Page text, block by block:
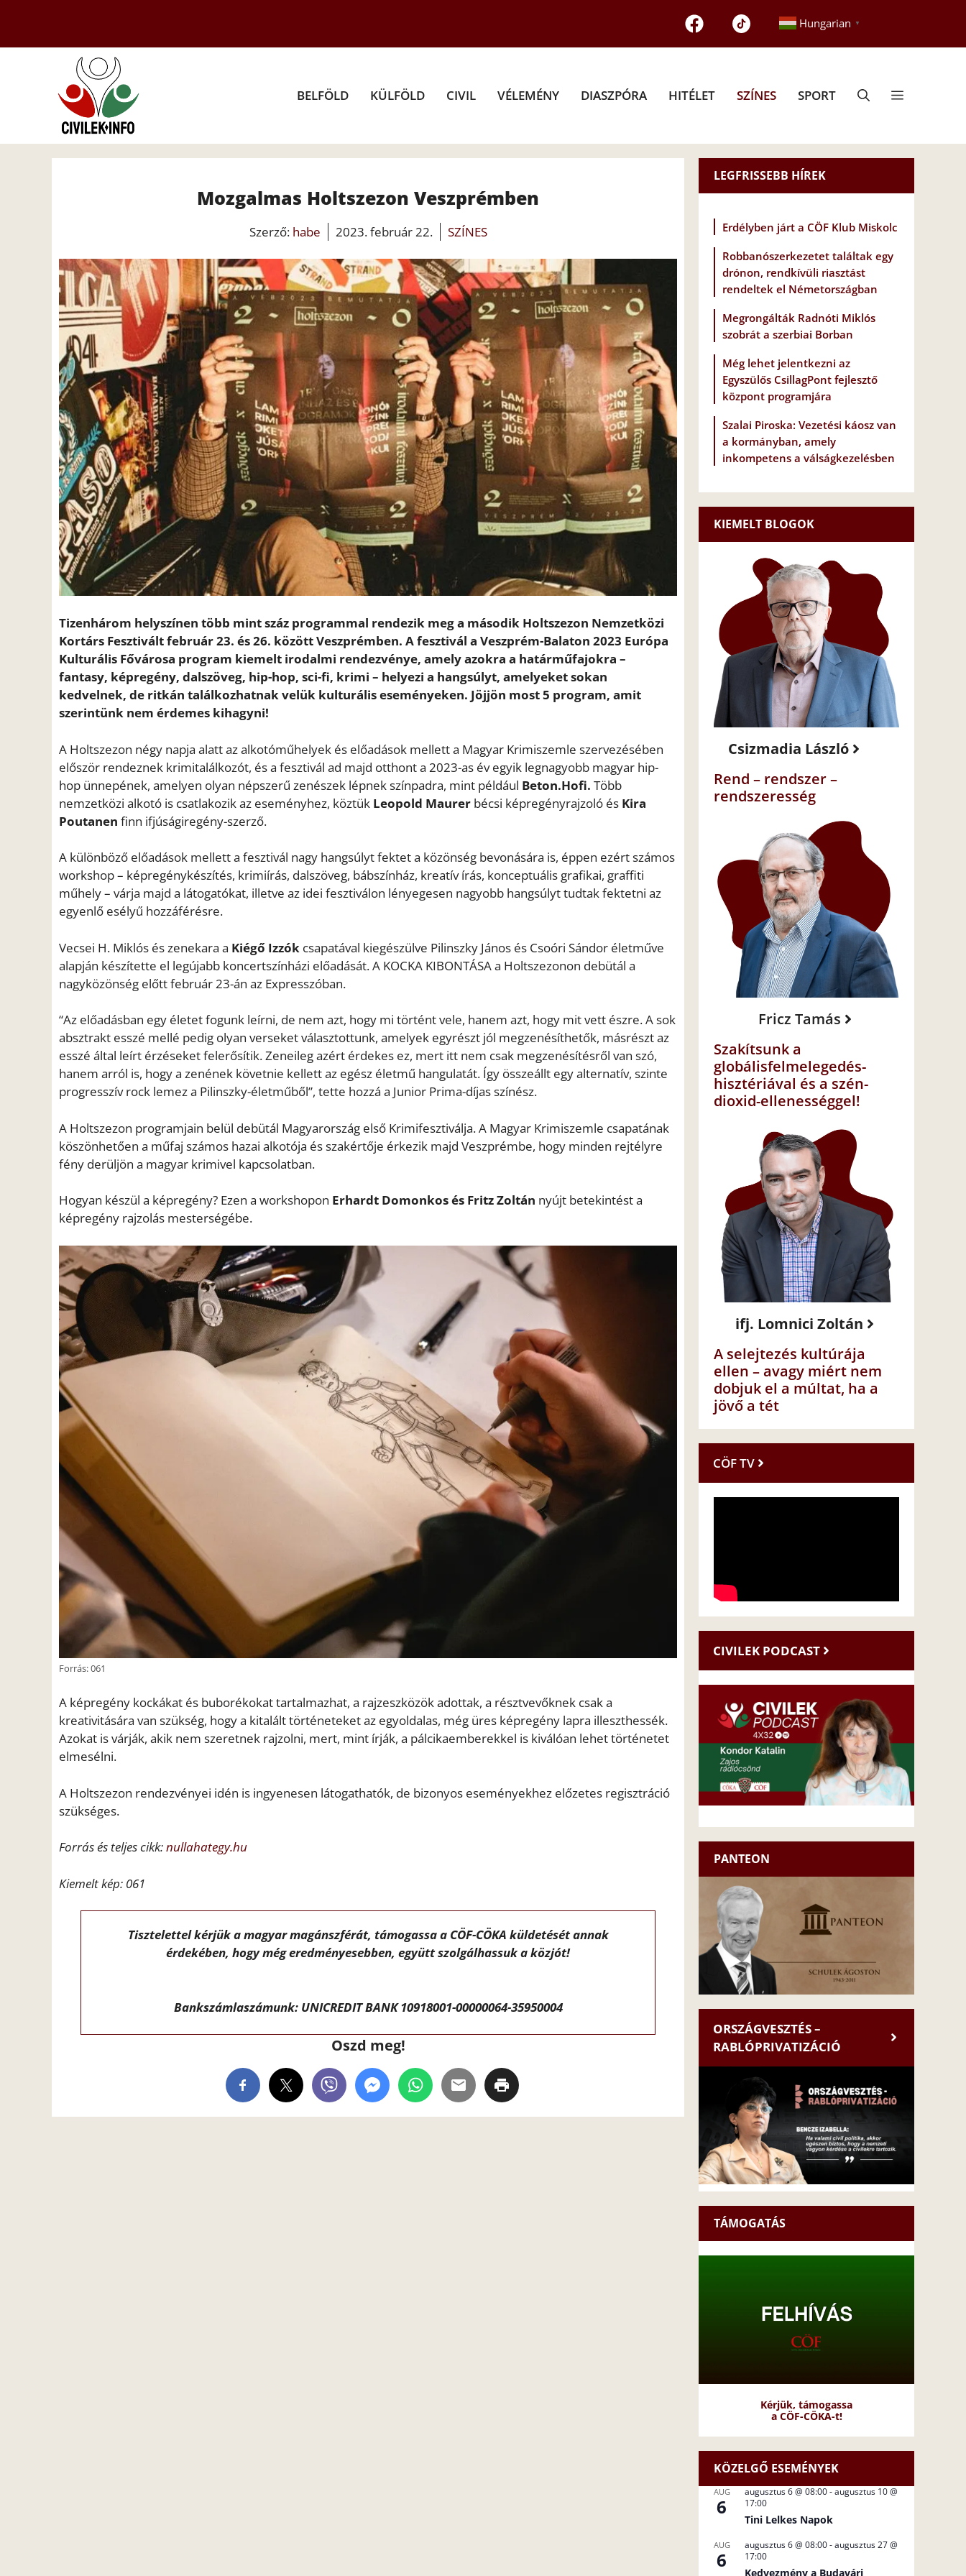
tartalomba
Hungarian ▼
BELFÖLD KÜLFÖLD CIVIL VÉLEMÉNY DIASZPÓRA HITÉLET SZÍNES SPORT
Mozgalmas Holtszezon Veszprémben
Szerző: habe 2023. február 22. SZÍNES
Tizenhárom helyszínen több mint száz programmal rendezik meg a második Holtszezon Nemzetközi
Kortárs Fesztivált február 23. és 26. között Veszprémben. A fesztivál a Veszprém-Balaton 2023 Európa
Kulturális Fővárosa program kiemelt irodalmi rendezvénye, amely azokra a határműfajokra –
fantasy, képregény, dalszöveg, hip-hop, sci-fi, krimi – helyezi a hangsúlyt, amelyeket sokan
kedvelnek, de ritkán találkozhatnak velük kulturális eseményeken. Jöjjön most 5 program, amit
szerintünk nem érdemes kihagyni!
A Holtszezon négy napja alatt az alkotóműhelyek és előadások mellett a Magyar Krimiszemle szervezésében
először rendeznek krimitalálkozót, és a fesztivál ad majd otthont a 2023-as év egyik legnagyobb magyar hip-
hop ünnepének, amelyen olyan népszerű zenészek lépnek színpadra, mint például Beton.Hofi. Több
nemzetközi alkotó is csatlakozik az eseményhez, köztük Leopold Maurer bécsi képregényrajzoló és Kira
Poutanen finn ifjúságiregény-szerző.
A különböző előadások mellett a fesztivál nagy hangsúlyt fektet a közönség bevonására is, éppen ezért számos
workshop – képregénykészítés, krimiírás, dalszöveg, bábszínház, kreatív írás, konceptuális grafikai, graffiti
műhely – várja majd a látogatókat, illetve az idei fesztiválon lényegesen nagyobb hangsúlyt tudtak fektetni az
egyenlő esélyű hozzáférésre.
Vecsei H. Miklós és zenekara a Kiégő Izzók csapatával kiegészülve Pilinszky János és Csoóri Sándor életműve
alapján készítette el legújabb koncertszínházi előadását. A KOCKA KIBONTÁSA a Holtszezonon debütál a
nagyközönség előtt február 23-án az Expresszóban.
“Az előadásban egy életet fogunk leírni, de nem azt, hogy mi történt vele, hanem azt, hogy mit vett észre. A sok
absztrakt esszé mellé pedig olyan verseket választottunk, amelyek egyrészt jól megzenésíthetők, másrészt az
esszé által leírt érzéseket felerősítik. Zeneileg azért érdekes ez, mert itt nem csak megzenésítésről van szó,
hanem arról is, hogy a zenének követnie kellett az egész életmű hangulatát. Így összeállt egy alternatív, szinte
progresszív rock lemez a Pilinszky-életműből”, tette hozzá a Junior Prima-díjas színész.
A Holtszezon programjain belül debütál Magyarország első Krimifesztiválja. A Magyar Krimiszemle csapatának
köszönhetően a műfaj számos hazai alkotója és szakértője érkezik majd Veszprémbe, hogy minden rejtélyre
fény derüljön a magyar krimivel kapcsolatban.
Hogyan készül a képregény? Ezen a workshopon Erhardt Domonkos és Fritz Zoltán nyújt betekintést a
képregény rajzolás mesterségébe.
Forrás: 061
A képregény kockákat és buborékokat tartalmazhat, a rajzeszközök adottak, a résztvevőknek csak a
kreativitására van szükség, hogy a kitalált történeteket az egyoldalas, még üres képregény lapra illeszthessék.
Azokat is várják, akik nem szeretnek rajzolni, mert, mint írják, a pálcikaemberekkel is kiválóan lehet történetet
elmesélni.
A Holtszezon rendezvényei idén is ingyenesen látogathatók, de bizonyos eseményekhez előzetes regisztráció
szükséges.
Forrás és teljes cikk:nullahategy.hu
Kiemelt kép: 061
Tisztelettel kérjük a magyar magánszférát, támogassa a CÖF-CÖKA küldetését annak
érdekében, hogy még eredményesebben, együtt szolgálhassuk a közjót!
Bankszámlaszámunk: UNICREDIT BANK 10918001-00000064-35950004
Oszd meg!
LEGFRISSEBB HÍREK
Erdélyben járt a CÖF Klub Miskolc
Robbanószerkezetet találtak egy
drónon, rendkívüli riasztást
rendeltek el Németországban
Megrongálták Radnóti Miklós
szobrát a szerbiai Borban
Még lehet jelentkezni az
Egyszülős CsillagPont fejlesztő
központ programjára
Szalai Piroska: Vezetési káosz van
a kormányban, amely
inkompetens a válságkezelésben
KIEMELT BLOGOK
Csizmadia László
Rend – rendszer –
rendszeresség
Fricz Tamás
Szakítsunk a
globálisfelmelegedés-
hisztériával és a szén-
dioxid-ellenességgel!
ifj. Lomnici Zoltán
A selejtezés kultúrája
ellen – avagy miért nem
dobjuk el a múltat, ha a
jövő a tét
CÖF TV
CIVILEK PODCAST
PANTEON
ORSZÁGVESZTÉS –
RABLÓPRIVATIZÁCIÓ
TÁMOGATÁS
Kérjük, támogassa
a CÖF-CÖKA-t!
KÖZELGŐ ESEMÉNYEK
AUG
6
augusztus 6 @ 08:00-augusztus 10 @
17:00
Tini Lelkes Napok
AUG
6
augusztus 6 @ 08:00-augusztus 27 @
17:00
Kedvezmény a Budavári